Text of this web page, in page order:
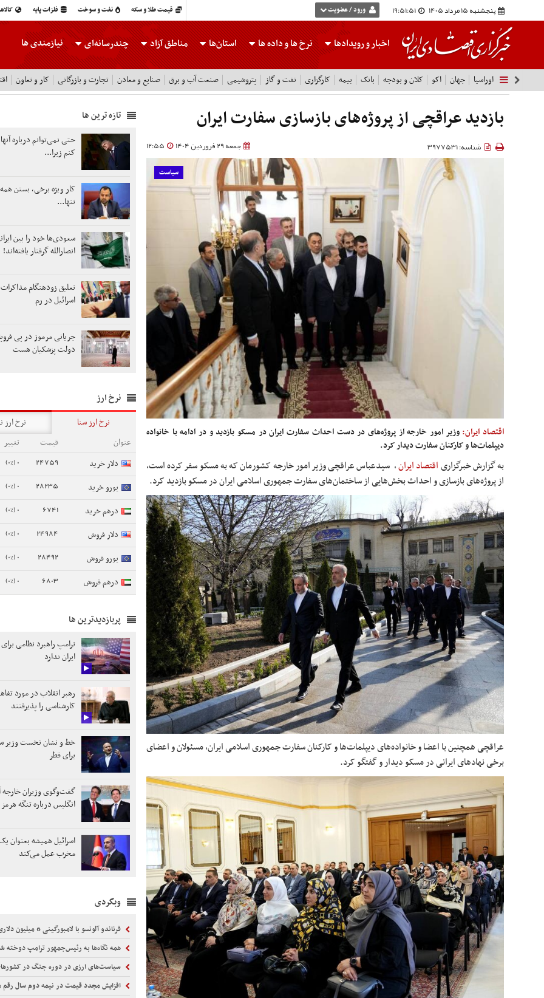
قیمت طلا و سکه نفت و سوخت فلزات پایه پنجشنبه 15 مرداد 1405 19:51:52 ورود / عضویت
اخبار و رویدادها نرخ هاو داده ها استان‌ها مناطق آزاد چندرسانه‌ای نیازمندی ها
اوراسیا جهان اکو کلان و بودجه بانک بیمه کارگزاری نفت و گاز پتروشیمی صنعت آب و برق صنایع و معادن تجارت و بازرگانی کار و تعاون
بازدید عراقچی از پروژه‌های بازسازی سفارت ایران
جمعه 29 فروردین 1404 12:55 شناسه: 3977531
سیاست
اقتصاد ایران: وزیر امور خارجه از پروژه‌های در دست احداث سفارت ایران در مسکو بازدید و در ادامه با خانواده
دیپلمات‌ها و کارکنان سفارت دیدار کرد.
به گزارش خبرگزاریاقتصاد ایران، سیدعباس عراقچی وزیر امور خارجه کشورمان که به مسکو سفر کرده است،
از پروژه‌های بازسازی و احداث بخش‌هایی از ساختمان‌های سفارت جمهوری اسلامی ایران در مسکو بازدید کرد.
عراقچی همچنین با اعضا و خانواده‌های دیپلمات‌ها و کارکنان سفارت جمهوری اسلامی ایران، مسئولان و اعضای
برخی نهادهای ایرانی در مسکو دیدار و گفتگو کرد.
تازه ترین ها
حتی نمی‌توانم درباره
کنم زیرا...
کار ویژه برخی، بستن
تنها...
سعودی‌ها خود را بین
انصارالله گرفتار یافته‌اند!
تعلیق زودهنگام مذاکرات
اسرائیل در رم
جریانی مرموز در پی
دولت پزشکیان هست
نرخ ارز
نرخ ارز سنا
نرخ ارز
عنوان
قیمت تغییر
دلار خرید
24759
0 (0%)
یورو خرید 28235
0 (0%)
درهم خرید 6741
0 (0%)
دلار فروش 24984
0 (0%)
یورو فروش 28492
0 (0%)
درهم فروش 6803
0 (0%)
پربازدیدترین ها
ترامپ راهبرد نظامی
ایران ندارد
رهبر انقلاب در مورد
کارشناسی را پذیرفتند
خط و نشان نخست وزیر
برای قطر
گفت‌وگوی وزیران خارجه
انگلیس درباره تنگه هرمز
اسرائیل همیشه بعنوان
مخرب عمل می‌کند
وبگردی
فرناندو آلونسو با لامبورگینی 6 میلیون دلاری در موناکو
همه نگاه‌ها به رئیس‌جمهور ترامپ
سیاست‌های ارزی در دوره جنگ در
افزایش مجدد قیمت در نیمه دوم سال رقم